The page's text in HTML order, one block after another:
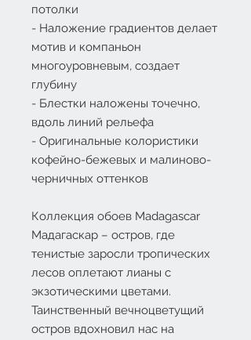
потолки
- Наложение градиентов делает
мотив и компаньон
многоуровневым, создает
глубину
- Блестки наложены точечно,
вдоль линий рельефа
- Оригинальные колористики
кофейно-бежевых и малиново-
черничных оттенков
Коллекция обоев Madagascar
Мадагаскар – остров, где
тенистые заросли тропических
лесов оплетают лианы с
экзотическими цветами.
Таинственный вечноцветущий
остров вдохновил нас на